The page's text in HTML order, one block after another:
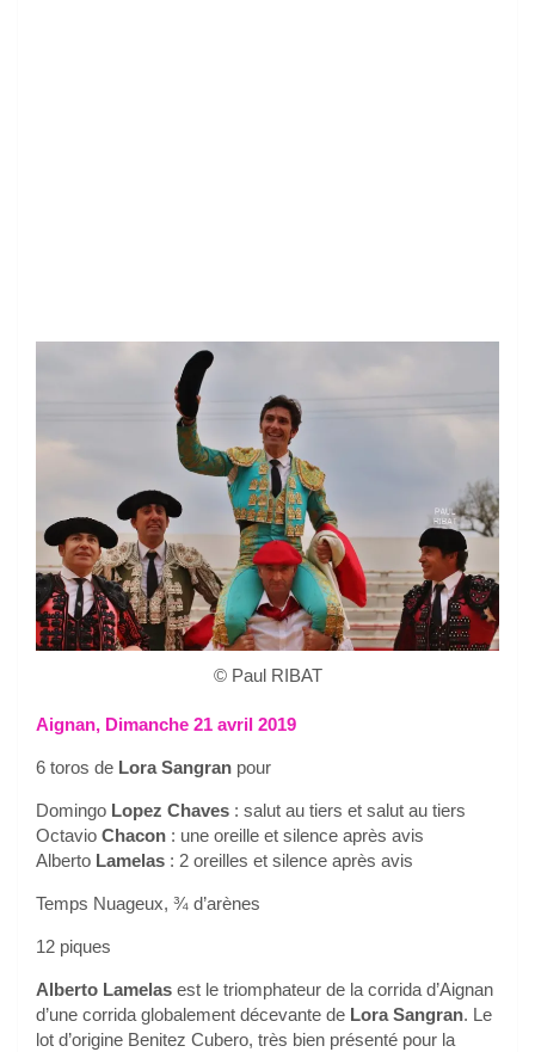
© Paul RIBAT
Aignan, Dimanche 21 avril 2019
6 toros de Lora Sangran pour
Domingo Lopez Chaves : salut au tiers et salut au tiers
Octavio Chacon : une oreille et silence après avis
Alberto Lamelas : 2 oreilles et silence après avis
Temps Nuageux, ¾ d’arènes
12 piques
Alberto Lamelas est le triomphateur de la corrida d’Aignan
d’une corrida globalement décevante de Lora Sangran. Le
lot d’origine Benitez Cubero, très bien présenté pour la